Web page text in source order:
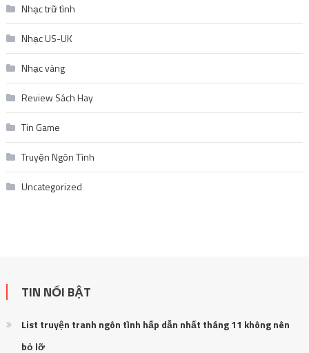
Nhạc trữ tình
Nhạc US-UK
Nhạc vàng
Review Sách Hay
Tin Game
Truyện Ngôn Tình
Uncategorized
TIN NỔI BẬT
List truyện tranh ngôn tình hấp dẫn nhất tháng 11 không nên
bỏ lỡ